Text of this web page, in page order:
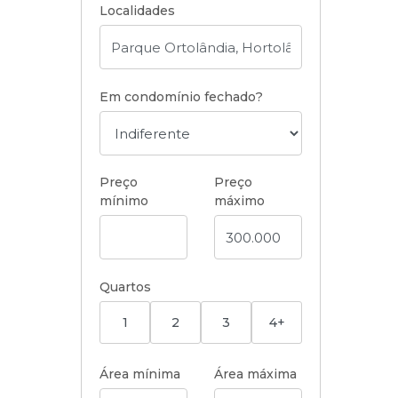
Localidades
Em condomínio fechado?
Preço
mínimo
Preço
máximo
Quartos
1 2 3 4+
Área mínima Área máxima